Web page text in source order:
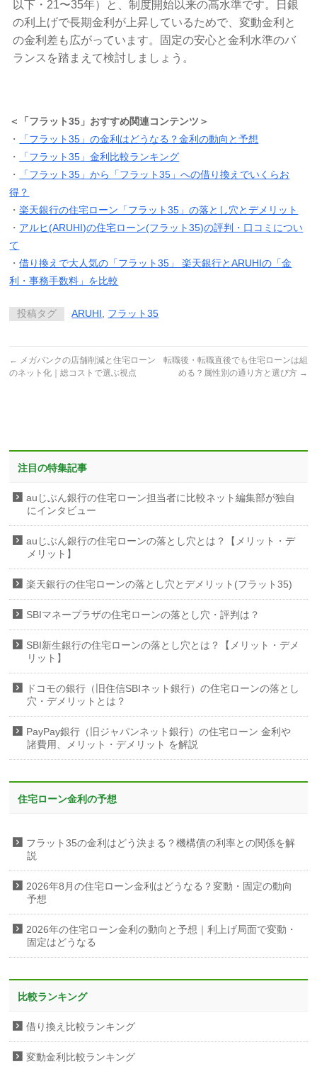
以下・21〜35年）と、制度開始以来の高水準です。日銀
の利上げで長期金利が上昇しているためで、変動金利と
の金利差も広がっています。固定の安心と金利水準のバ
ランスを踏まえて検討しましょう。
＜「フラット35」おすすめ関連コンテンツ＞
・
「フラット35」の金利はどうなる？金利の動向と予想
・
「フラット35」金利比較ランキング
・
「フラット35」から「フラット35」への借り換えでいくらお
得？
・楽天銀行の住宅ローン「フラット35」の落とし穴とデメリット
・ アルヒ(ARUHI)の住宅ローン(フラット35)の評判・口コミについ
て
・借り換えで大人気の「フラット35」 楽天銀行とARUHIの「金
利・事務手数料」を比較
投稿タグ ARUHI , フラット35
← メガバンクの店舗削減と住宅ローン
のネット化｜総コストで選ぶ視点
転職後・転職直後でも住宅ローンは組
める？属性別の通り方と選び方 →
注目の特集記事
auじぶん銀行の住宅ローン担当者に比較ネット編集部が独自
にインタビュー
auじぶん銀行の住宅ローンの落とし穴とは？【メリット・デ
メリット】
楽天銀行の住宅ローンの落とし穴とデメリット(フラット35)
SBIマネープラザの住宅ローンの落とし穴・評判は？
SBI新生銀行の住宅ローンの落とし穴とは？【メリット・デメ
リット】
ドコモの銀行（旧住信SBIネット銀行）の住宅ローンの落とし
穴・デメリットとは？
PayPay銀行（旧ジャパンネット銀行）の住宅ローン 金利や
諸費用、メリット・デメリット を解説
住宅ローン金利の予想
フラット35の金利はどう決まる？機構債の利率との関係を解
説
2026年8月の住宅ローン金利はどうなる？変動・固定の動向
予想
2026年の住宅ローン金利の動向と予想｜利上げ局面で変動・
固定はどうなる
比較ランキング
借り換え比較ランキング
変動金利比較ランキング